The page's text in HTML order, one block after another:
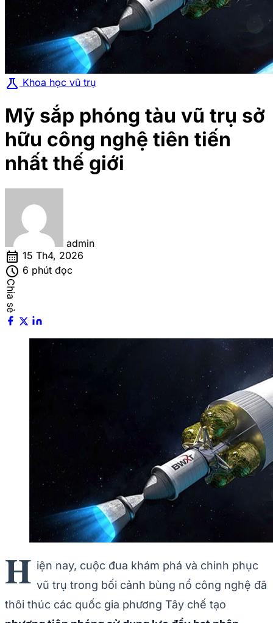
science Khoa học vũ trụ
Mỹ sắp phóng tàu vũ trụ sở
hữu công nghệ tiên tiến
nhất thế giới
admin
calendar_month 15 Th4, 2026
schedule 6 phút đọc
Chia sẻ
H iện nay, cuộc đua khám phá và chinh phục
vũ trụ trong bối cảnh bùng nổ công nghệ đã
thôi thúc các quốc gia phương Tây chế tạo